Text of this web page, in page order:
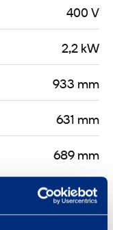
400 V
2,2 kW
933 mm
631 mm
689 mm